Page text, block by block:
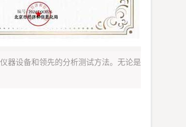
器设备和领先的分析测试方法。无论是